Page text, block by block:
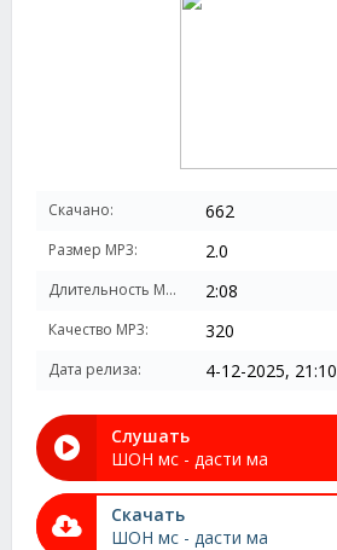
Скачано: 662
Размер MP3: 2.0
Длительность MP3: 2:08
Качество MP3: 320
Дата релиза: 4-12-2025, 21:10
Слушать
ШОН мс - дасти ма
Скачать
ШОН мс - дасти ма